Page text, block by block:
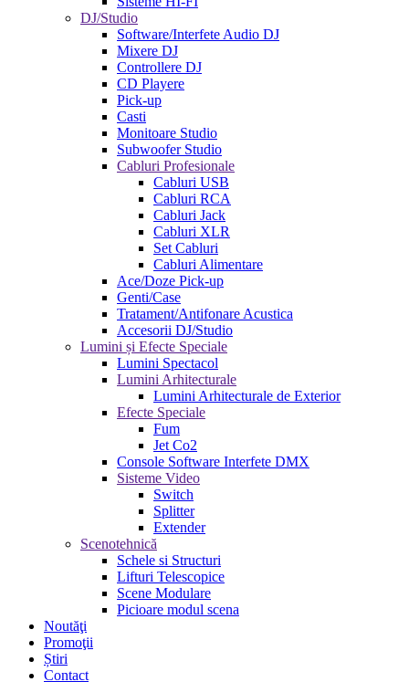
DJ/Studio
Software/Interfete Audio DJ
Mixere DJ
Controllere DJ
CD Playere
Pick-up
Casti
Monitoare Studio
Subwoofer Studio
Cabluri Profesionale
Cabluri USB
Cabluri RCA
Cabluri Jack
Cabluri XLR
Set Cabluri
Cabluri Alimentare
Ace/Doze Pick-up
Genti/Case
Tratament/Antifonare Acustica
Accesorii DJ/Studio
Lumini și Efecte Speciale
Lumini Spectacol
Lumini Arhitecturale
Lumini Arhitecturale de Exterior
Efecte Speciale
Fum
Jet Co2
Console Software Interfete DMX
Sisteme Video
Switch
Splitter
Extender
Scenotehnică
Schele si Structuri
Lifturi Telescopice
Scene Modulare
Picioare modul scena
Noutăţi
Promoţii
Știri
Contact